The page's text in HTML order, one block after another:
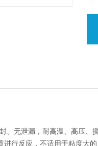
无泄漏，耐高温、高压、
行反应，不适用于粘度大